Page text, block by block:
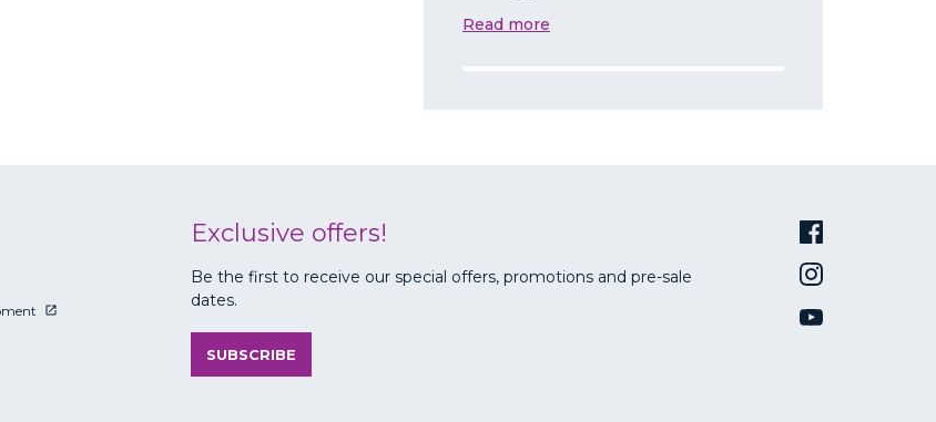
Read more
Exclusive offers!
Be the first to receive our special offers, promotions and pre-sale
dates.
SUBSCRIBE